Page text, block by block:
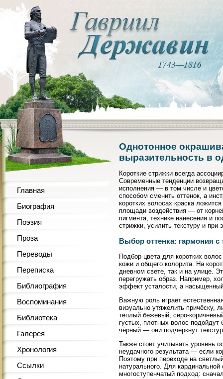
Главная
Биография
Поэзия
Проза
Переводы
Переписка
Библиография
Воспоминания
Библиотека
Галерея
Хронология
Ссылки
Однотонное
выразительность в
Короткие стрижки всегда
Современные тенденции
исполнения — в том числе и
способом сменить оттенок, а
коротких волосах краска
площади воздействия — от
пигмента, технике нанесения и
стрижки, усилить текстуру и при
Выбор оттенка: гармония с
Подбор цвета для коротких
кожи и общего колорита. На
дневном свете, так и на улице.
перегружать образ. Например,
эффект усталости, а
Важную роль играет
визуально утяжелить причёску,
тёплый бежевый, серо-
густых, плотных волос
чёрный — они подчеркнут
Также стоит учитывать уровень
неудачного результата — если
Поэтому при переходе на
натурального. Для
многоступенчатый подход: